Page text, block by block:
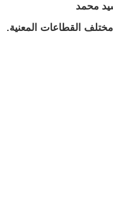
محمد
القطاعات المعنية.